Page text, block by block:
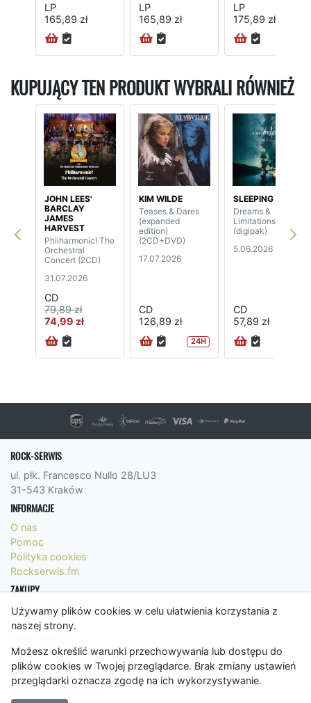
Używamy plików cookies w celu ułatwienia korzystania z
naszej strony.
Możesz określić warunki przechowywania lub dostępu do
plików cookies w Twojej przeglądarce. Brak zmiany ustawień
przeglądarki oznacza zgodę na ich wykorzystywanie.
LP
165,89 zł
LP
165,89 zł
LP
175,89 zł
KUPUJĄCY TEN PRODUKT WYBRALI RÓWNIEŻ
JOHN LEES'
BARCLAY
JAMES
HARVEST
Philharmonic! The
Orchestral
Concert (2CD)
31.07.2026
CD
79,89 zł
74,99 zł
KIM WILDE
Teases & Dares
(expanded
edition)
(2CD+DVD)
17.07.2026
CD
126,89 zł
24H
SLEEPING PULSE
Dreams &
Limitations
(digipak)
5.06.2026
CD
57,89 zł
ROCK-SERWIS
ul. płk. Francesco Nullo 28/LU3
31-543 Kraków
INFORMACJE
O nas
Pomoc
Polityka cookies
Rockserwis.fm
ZAKUPY
Formy płatności
Koszty wysyłki
Regulamin
KONTAKT
bok@rockserwis.pl